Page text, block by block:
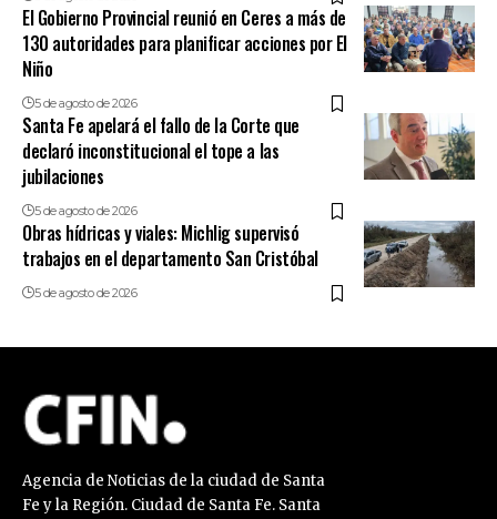
El Gobierno Provincial reunió en Ceres a más de
130 autoridades para planificar acciones por El
Niño
5 de agosto de 2026
Santa Fe apelará el fallo de la Corte que
declaró inconstitucional el tope a las
jubilaciones
5 de agosto de 2026
Obras hídricas y viales: Michlig supervisó
trabajos en el departamento San Cristóbal
5 de agosto de 2026
Agencia de Noticias de la ciudad de Santa
Fe y la Región. Ciudad de Santa Fe. Santa